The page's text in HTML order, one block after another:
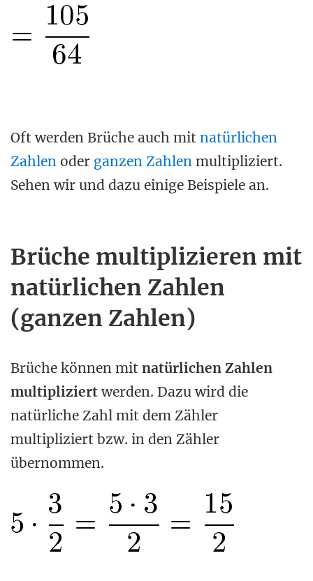
Oft werden Brüche auch mit natürlichen
Zahlen oder ganzen Zahlen multipliziert.
Sehen wir und dazu einige Beispiele an.
Brüche multiplizieren mit
natürlichen Zahlen
(ganzen Zahlen)
Brüche können mit natürlichen Zahlen
multipliziertwerden. Dazu wird die
natürliche Zahl mit dem Zähler
multipliziert bzw. in den Zähler
übernommen.